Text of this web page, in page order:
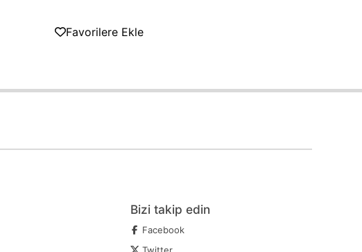
Favorilere Ekle
Bizi takip edin
Facebook